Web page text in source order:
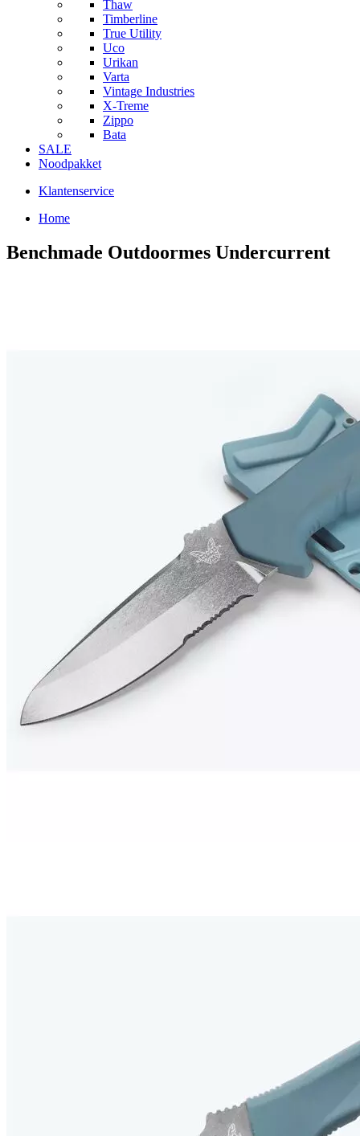
Thaw
Timberline
True Utility
Uco
Urikan
Varta
Vintage Industries
X-Treme
Zippo
Bata
SALE
Noodpakket
Klantenservice
Home
Benchmade Outdoormes Undercurrent